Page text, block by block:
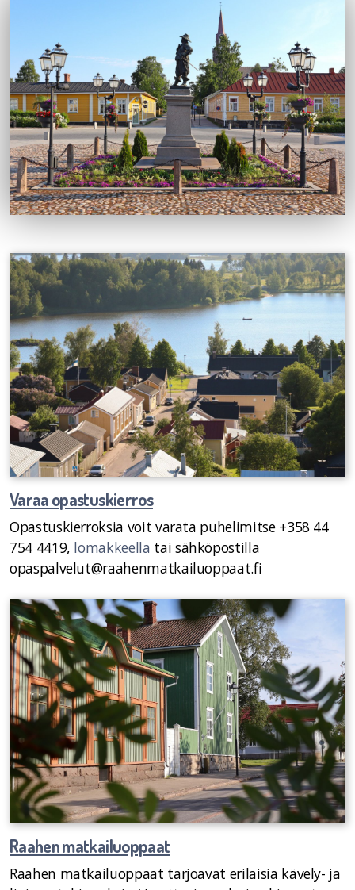
Varaa opastuskierros
Opastuskierroksia voit varata puhelimitse +358 44
754 4419, lomakkeella tai sähköpostilla
opaspalvelut@raahenmatkailuoppaat.fi
Raahen matkailuoppaat
Raahen matkailuoppaat tarjoavat erilaisia kävely- ja